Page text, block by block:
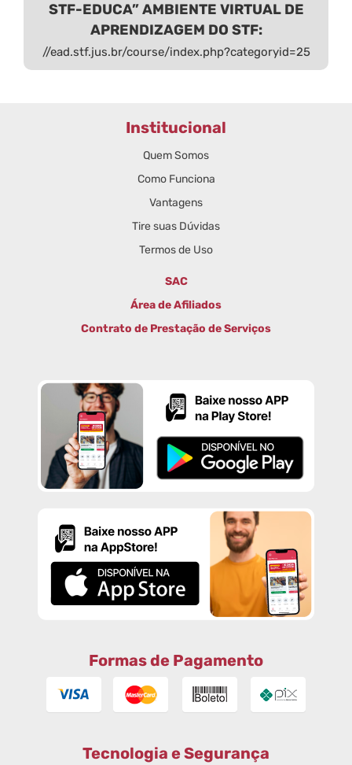
STF-EDUCA” AMBIENTE VIRTUAL DE
APRENDIZAGEM DO STF:
//ead.stf.jus.br/course/index.php?categoryid=25
Institucional
Quem Somos
Como Funciona
Vantagens
Tire suas Dúvidas
Termos de Uso
SAC
Área de Afiliados
Contrato de Prestação de Serviços
Formas de Pagamento
Tecnologia e Segurança